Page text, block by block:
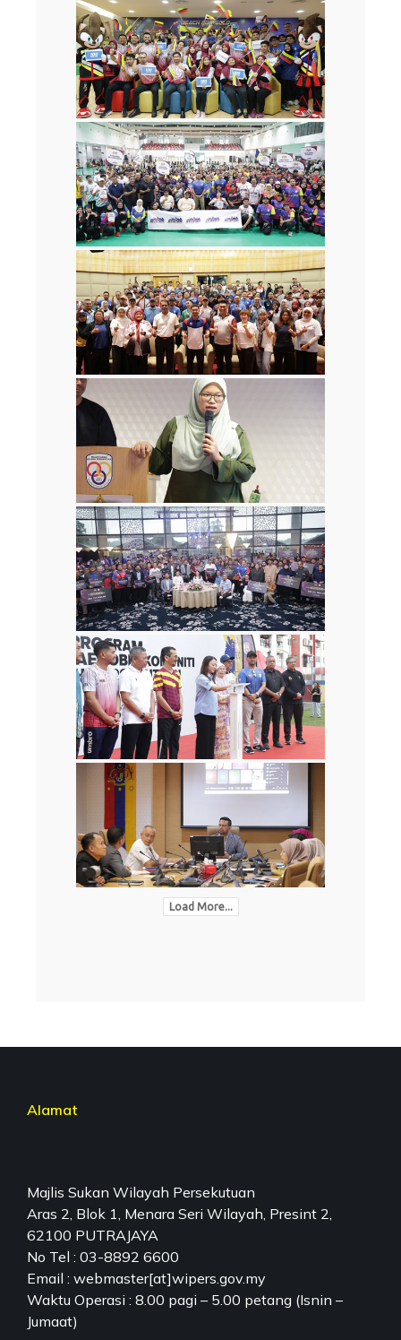
Load More...
Alamat
Majlis Sukan Wilayah Persekutuan
Aras 2, Blok 1, Menara Seri Wilayah, Presint 2,
62100 PUTRAJAYA
No Tel : 03-8892 6600
Email : webmaster[at]wipers.gov.my
Waktu Operasi : 8.00 pagi – 5.00 petang (Isnin –
Jumaat)